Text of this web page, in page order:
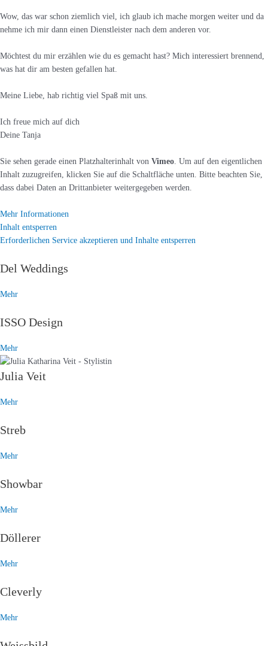
Wow, das war schon ziemlich viel, ich glaub ich mache morgen weiter und da
nehme ich mir dann einen Dienstleister nach dem anderen vor.
Möchtest du mir erzählen wie du es gemacht hast? Mich interessiert brennend,
was hat dir am besten gefallen hat.
Meine Liebe, hab richtig viel Spaß mit uns.
Ich freue mich auf dich
Deine Tanja
Sie sehen gerade einen Platzhalterinhalt von Vimeo . Um auf den eigentlichen
Inhalt zuzugreifen, klicken Sie auf die Schaltfläche unten. Bitte beachten Sie,
dass dabei Daten an Drittanbieter weitergegeben werden.
Mehr Informationen
Inhalt entsperren
Erforderlichen Service akzeptieren und Inhalte entsperren
Del Weddings
Mehr
ISSO Design
Mehr
Julia Veit
Mehr
Streb
Mehr
Showbar
Mehr
Döllerer
Mehr
Cleverly
Mehr